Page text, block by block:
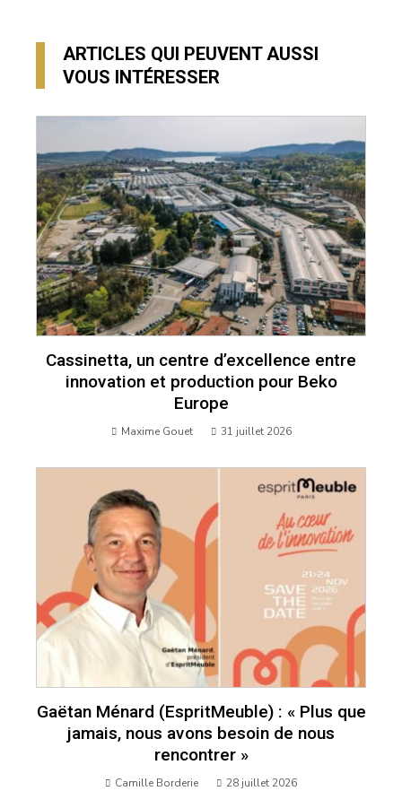
ARTICLES QUI PEUVENT AUSSI
VOUS INTÉRESSER
Cassinetta, un centre d’excellence entre
innovation et production pour Beko
Europe
Maxime Gouet 31 juillet 2026
Gaëtan Ménard (EspritMeuble) : « Plus que
jamais, nous avons besoin de nous
rencontrer »
Camille Borderie 28 juillet 2026